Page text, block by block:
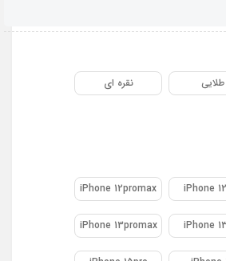
طلایی نقره ای
iPhone
iPhone 12promax
iPhone
iPhone 13promax